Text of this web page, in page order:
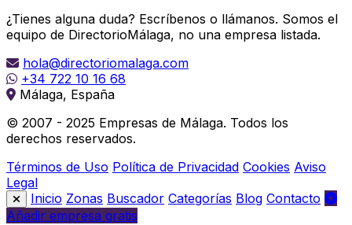
¿Tienes alguna duda? Escríbenos o llámanos. Somos el
equipo de DirectorioMálaga, no una empresa listada.
hola@directoriomalaga.com
+34 722 10 16 68
Málaga, España
© 2007 - 2025 Empresas de Málaga. Todos los
derechos reservados.
Términos de Uso Política de Privacidad Cookies Aviso
Legal
Inicio Zonas Buscador Categorías Blog Contacto
Añadir empresa gratis